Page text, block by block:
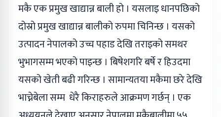
मकै एक प्रमुख खाद्यान्न बाली हो । यसलाइ धानपछिको
दोस्रो प्रमुख खाद्यान्न बालीको रुपमा चिनिन्छ । यसको
उत्पादन नेपालको उच्च पहाड देखि तराइको समथर
भुभागसम्म भएको पाइन्छ । बिषेशगरि बर्षे र हिउदमा
यसको खेती बढी गरिन्छ । सामान्यतया मकैमा छरे देखि
भाच्नेबेला सम्म धेरै किराहरुले आक्रमण गर्छन् । एक